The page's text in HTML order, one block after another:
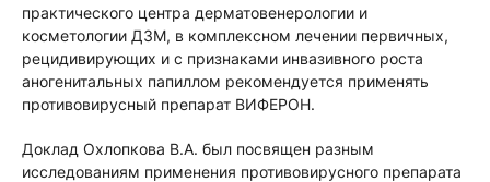
практического центра дерматовенерологии и
косметологии ДЗМ, в комплексном лечении первичных,
рецидивирующих и с признаками инвазивного роста
аногенитальных папиллом рекомендуется применять
противовирусный препарат ВИФЕРОН.
Доклад Охлопкова В.А. был посвящен разным
исследованиям применения противовирусного препарата